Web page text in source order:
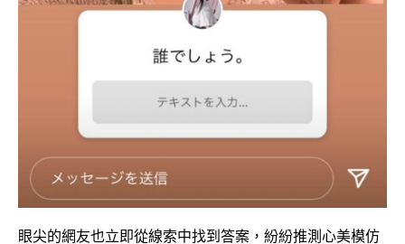
眼尖的網友也立即從線索中找到答案，紛紛推測心美模仿